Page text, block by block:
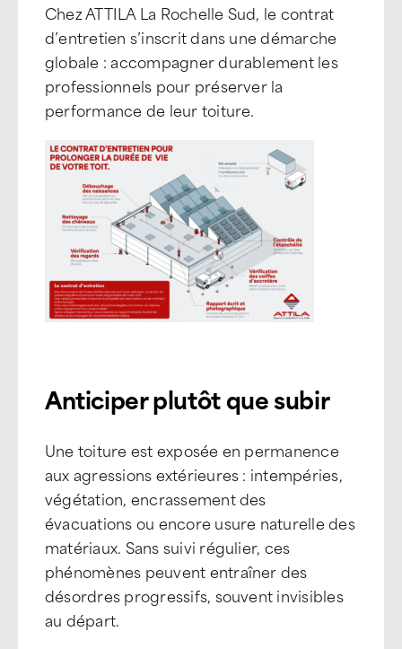
Chez ATTILA La Rochelle Sud, le contrat
d’entretien s’inscrit dans une démarche
globale : accompagner durablement les
professionnels pour préserver la
performance de leur toiture.
Anticiper plutôt que subir
Une toiture est exposée en permanence
aux agressions extérieures : intempéries,
végétation, encrassement des
évacuations ou encore usure naturelle des
matériaux. Sans suivi régulier, ces
phénomènes peuvent entraîner des
désordres progressifs, souvent invisibles
au départ.